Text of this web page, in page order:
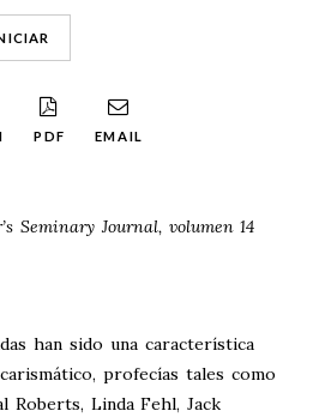
PDF EMAIL
Seminary Journal, volumen 14
han sido una característica
profecías tales como
Roberts, Linda Fehl, Jack